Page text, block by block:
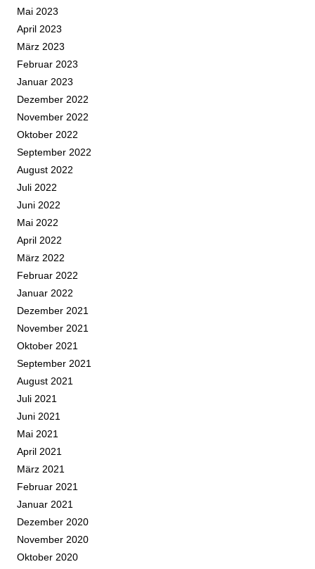
Mai 2023
April 2023
März 2023
Februar 2023
Januar 2023
Dezember 2022
November 2022
Oktober 2022
September 2022
August 2022
Juli 2022
Juni 2022
Mai 2022
April 2022
März 2022
Februar 2022
Januar 2022
Dezember 2021
November 2021
Oktober 2021
September 2021
August 2021
Juli 2021
Juni 2021
Mai 2021
April 2021
März 2021
Februar 2021
Januar 2021
Dezember 2020
November 2020
Oktober 2020